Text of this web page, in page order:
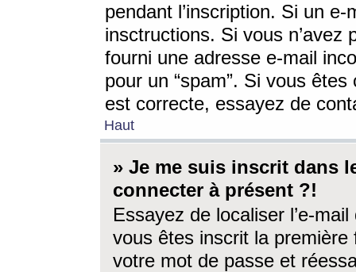
pendant l’inscription. Si un
insctructions. Si vous n’avez
fourni une adresse e-mail
pour un “spam”. Si vous
est correcte, essayez de
Haut
» Je me suis inscrit dans
connecter à présent ?!
Essayez de localiser l’e-
vous êtes inscrit la première
votre mot de passe et